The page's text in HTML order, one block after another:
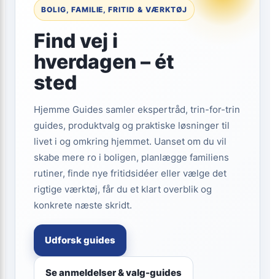
BOLIG, FAMILIE, FRITID & VÆRKTØJ
Find vej i
hverdagen – ét
sted
Hjemme Guides samler ekspertråd, trin-for-trin
guides, produktvalg og praktiske løsninger til
livet i og omkring hjemmet. Uanset om du vil
skabe mere ro i boligen, planlægge familiens
rutiner, finde nye fritidsidéer eller vælge det
rigtige værktøj, får du et klart overblik og
konkrete næste skridt.
Udforsk guides
Se anmeldelser & valg-guides